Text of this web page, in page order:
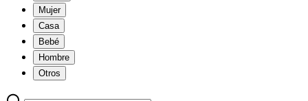
Mujer
Casa
Bebé
Hombre
Otros